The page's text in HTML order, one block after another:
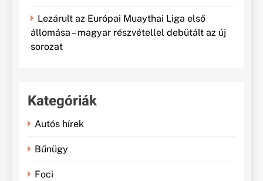
Lezárult az Európai Muaythai Liga első
állomása – magyar részvétellel debütált az új
sorozat
Kategóriák
Autós hírek
Bűnügy
Foci